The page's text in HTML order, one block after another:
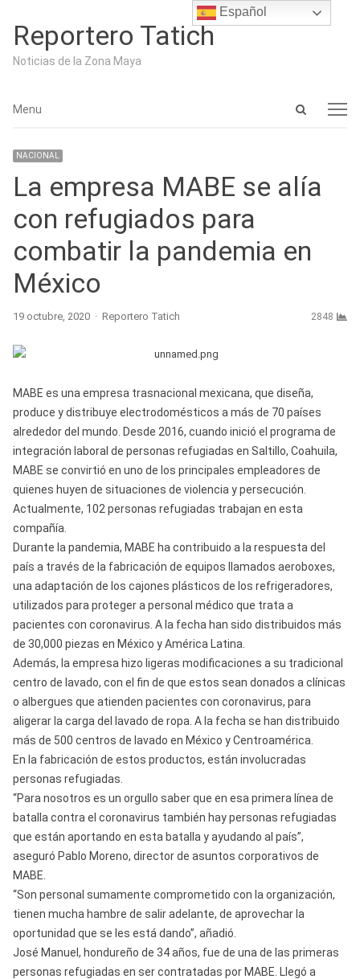
Reportero Tatich
Noticias de la Zona Maya
Open
Menu
Menu
NACIONAL
La empresa MABE se alía
con refugiados para
combatir la pandemia en
México
19 octubre, 2020 Author
Reportero Tatich 2848
MABE es una empresa trasnacional mexicana, que diseña,
produce y distribuye electrodomésticos a más de 70 países
alrededor del mundo. Desde 2016, cuando inició el programa de
integración laboral de personas refugiadas en Saltillo, Coahuila,
MABE se convirtió en uno de los principales empleadores de
quienes huyen de situaciones de violencia y persecución.
Actualmente, 102 personas refugiadas trabajan en esta
compañía.
Durante la pandemia, MABE ha contribuido a la respuesta del
país a través de la fabricación de equipos llamados aeroboxes,
una adaptación de los cajones plásticos de los refrigeradores,
utilizados para proteger a personal médico que trata a
pacientes con coronavirus. A la fecha han sido distribuidos más
de 30,000 piezas en México y América Latina.
Además, la empresa hizo ligeras modificaciones a su tradicional
centro de lavado, con el fin de que estos sean donados a clínicas
o albergues que atienden pacientes con coronavirus, para
aligerar la carga del lavado de ropa. A la fecha se han distribuido
más de 500 centros de lavado en México y Centroamérica.
En la fabricación de estos productos, están involucradas
personas refugiadas.
“Para nosotros es un orgullo saber que en esa primera línea de
batalla contra el coronavirus también hay personas refugiadas
que están aportando en esta batalla y ayudando al país”,
aseguró Pablo Moreno, director de asuntos corporativos de
MABE.
“Son personal sumamente comprometido con la organización,
tienen mucha hambre de salir adelante, de aprovechar la
oportunidad que se les está dando”, añadió.
José Manuel, hondureño de 34 años, fue de una de las primeras
personas refugiadas en ser contratadas por MABE. Llegó a
Español